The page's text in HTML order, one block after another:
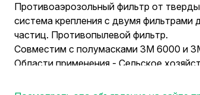
Противоаэрозольный фильтр от
система крепления с двумя
частиц. Противопылевой фильтр.
Совместим с полумасками 3M 6000 и
Области применения - Сельское
Уровень защиты - FFP1